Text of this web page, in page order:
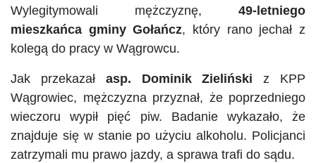
Wylegitymowali mężczyznę, 49-letniego
mieszkańca gminy Gołańcz, który rano jechał z
kolegą do pracy w Wągrowcu.
Jak przekazał asp. Dominik Zieliński z KPP
Wągrowiec, mężczyzna przyznał, że poprzedniego
wieczoru wypił pięć piw. Badanie wykazało, że
znajduje się w stanie po użyciu alkoholu. Policjanci
zatrzymali mu prawo jazdy, a sprawa trafi do sądu.